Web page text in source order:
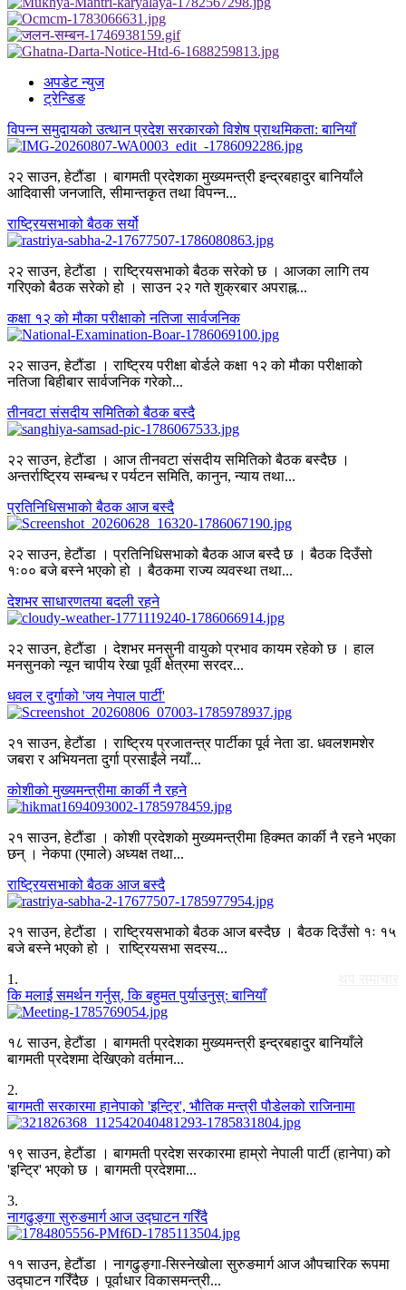
अपडेट न्युज
ट्रेन्डिङ
विपन्न समुदायको उत्थान प्रदेश सरकारको विशेष प्राथमिकता: बानियाँ
२२ साउन, हेटौंडा । बागमती प्रदेशका मुख्यमन्त्री इन्द्रबहादुर बानियाँले
आदिवासी जनजाति, सीमान्तकृत तथा विपन्न...
राष्ट्रियसभाको बैठक सर्यो
२२ साउन, हेटौंडा । राष्ट्रियसभाको बैठक सरेको छ । आजका लागि तय
गरिएको बैठक सरेको हो । साउन २२ गते शुक्रबार अपराह्न...
कक्षा १२ को मौका परीक्षाको नतिजा सार्वजनिक
२२ साउन, हेटौंडा । राष्ट्रिय परीक्षा बोर्डले कक्षा १२ को मौका परीक्षाको
नतिजा बिहीबार सार्वजनिक गरेको...
तीनवटा संसदीय समितिको बैठक बस्दै
२२ साउन, हेटौंडा । आज तीनवटा संसदीय समितिको बैठक बस्दैछ ।
अन्तर्राष्ट्रिय सम्बन्ध र पर्यटन समिति, कानुन, न्याय तथा...
प्रतिनिधिसभाको बैठक आज बस्दै
२२ साउन, हेटौंडा । प्रतिनिधिसभाको बैठक आज बस्दै छ । बैठक दिउँसो
१ः०० बजे बस्ने भएको हो । बैठकमा राज्य व्यवस्था तथा...
देशभर साधारणतया बदली रहने
२२ साउन, हेटौंडा । देशभर मनसुनी वायुको प्रभाव कायम रहेको छ । हाल
मनसुनको न्यून चापीय रेखा पूर्वी क्षेत्रमा सरदर...
धवल र दुर्गाको 'जय नेपाल पार्टी'
२१ साउन, हेटौंडा । राष्ट्रिय प्रजातन्त्र पार्टीका पूर्व नेता डा. धवलशमशेर
जबरा र अभियनता दुर्गा प्रसाईंले नयाँ...
कोशीको मुख्यमन्त्रीमा कार्की नै रहने
२१ साउन, हेटौंडा । कोशी प्रदेशको मुख्यमन्त्रीमा हिक्मत कार्की नै रहने भएका
छन् । नेकपा (एमाले) अध्यक्ष तथा...
राष्ट्रियसभाको बैठक आज बस्दै
२१ साउन, हेटौंडा । राष्ट्रियसभाको बैठक आज बस्दैछ । बैठक दिउँसो १ः १५
बजे बस्ने भएको हो । राष्ट्रियसभा सदस्य...
1 .
कि मलाई समर्थन गर्नुस्, कि बहुमत पुर्याउनुस्: बानियाँ
१८ साउन, हेटौंडा । बागमती प्रदेशका मुख्यमन्त्री इन्द्रबहादुर बानियाँले
बागमती प्रदेशमा देखिएको वर्तमान...
2.
बागमती सरकारमा हानेपाको 'इन्ट्रि', भौतिक मन्त्री पौडेलको राजिनामा
१९ साउन, हेटौंडा । बागमती प्रदेश सरकारमा हाम्रो नेपाली पार्टी (हानेपा) को
'इन्ट्रि' भएको छ । बागमती प्रदेशमा...
3.
नागढुङ्गा सुरुङमार्ग आज उद्घाटन गरिँदै
११ साउन, हेटौंडा । नागढुङ्गा-सिस्नेखोला सुरुङमार्ग आज औपचारिक रूपमा
उद्घाटन गरिँदैछ । पूर्वाधार विकासमन्त्री...